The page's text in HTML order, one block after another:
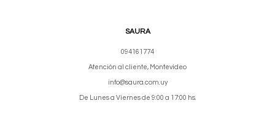
SAURA
094161774
Atención al cliente, Montevideo
info@saura.com.uy
De Lunes a Viernes de 9:00 a 17:00 hs.